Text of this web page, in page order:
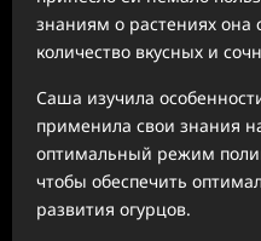
знаниям о растениях она
количество вкусных и
Саша изучила
применила свои знания
оптимальный режим
чтобы обеспечить
развития огурцов.